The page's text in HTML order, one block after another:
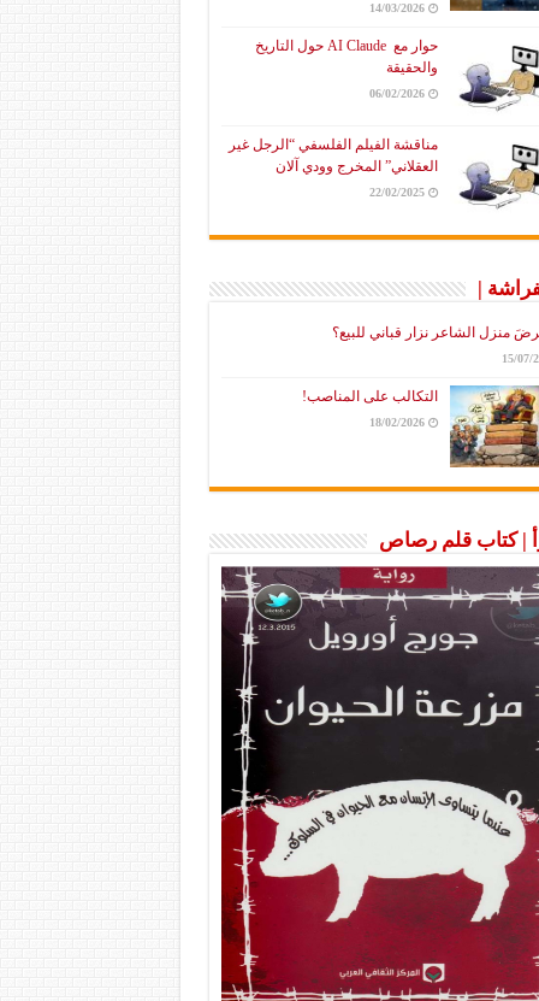
14/03/2026
حوار مع AI Claude حول التاريخ
والحقيقة
06/02/2026
مناقشة الفيلم الفلسفي “الرجل غير
العقلاني” المخرج وودي آلان
22/02/2025
|
منزل الشاعر نزار قباني للبيع؟
15/07/
التكالب على المناصب!
18/02/2026
| كتاب قلم رصاص